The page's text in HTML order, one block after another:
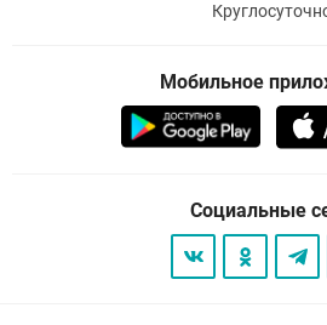
Мобильное
Социальные